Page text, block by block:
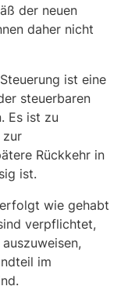
der neuen
daher nicht
ist eine
steuerbaren
Es ist zu
zur
Rückkehr in
ist.
wie gehabt
verpflichtet,
im